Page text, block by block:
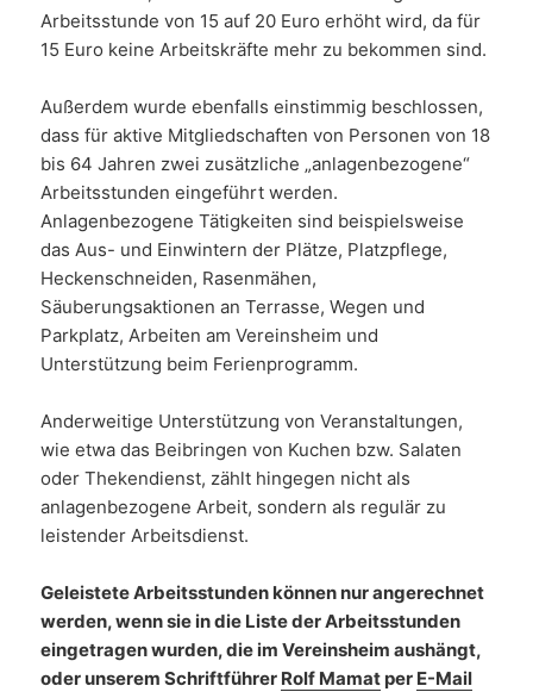
Arbeitsstunde von 15 auf 20 Euro erhöht wird, da für
15 Euro keine Arbeitskräfte mehr zu bekommen sind.
Außerdem wurde ebenfalls einstimmig beschlossen,
dass für aktive Mitgliedschaften von Personen von 18
bis 64 Jahren zwei zusätzliche „anlagenbezogene“
Arbeitsstunden eingeführt werden.
Anlagenbezogene Tätigkeiten sind beispielsweise
das Aus- und Einwintern der Plätze, Platzpflege,
Heckenschneiden, Rasenmähen,
Säuberungsaktionen an Terrasse, Wegen und
Parkplatz, Arbeiten am Vereinsheim und
Unterstützung beim Ferienprogramm.
Anderweitige Unterstützung von Veranstaltungen,
wie etwa das Beibringen von Kuchen bzw. Salaten
oder Thekendienst, zählt hingegen nicht als
anlagenbezogene Arbeit, sondern als regulär zu
leistender Arbeitsdienst.
Geleistete Arbeitsstunden können nur angerechnet
werden, wenn sie in die Liste der Arbeitsstunden
eingetragen wurden, die im Vereinsheim aushängt,
oder unserem Schriftführer Rolf Mamat per E-Mail